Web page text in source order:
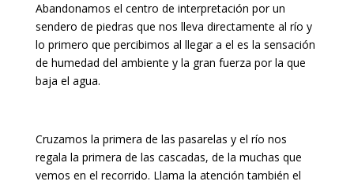
Abandonamos el centro de interpretación por un
sendero de piedras que nos lleva directamente al río y
lo primero que percibimos al llegar a el es la sensación
de humedad del ambiente y la gran fuerza por la que
baja el agua.
Cruzamos la primera de las pasarelas y el río nos
regala la primera de las cascadas, de la muchas que
vemos en el recorrido. Llama la atención también el